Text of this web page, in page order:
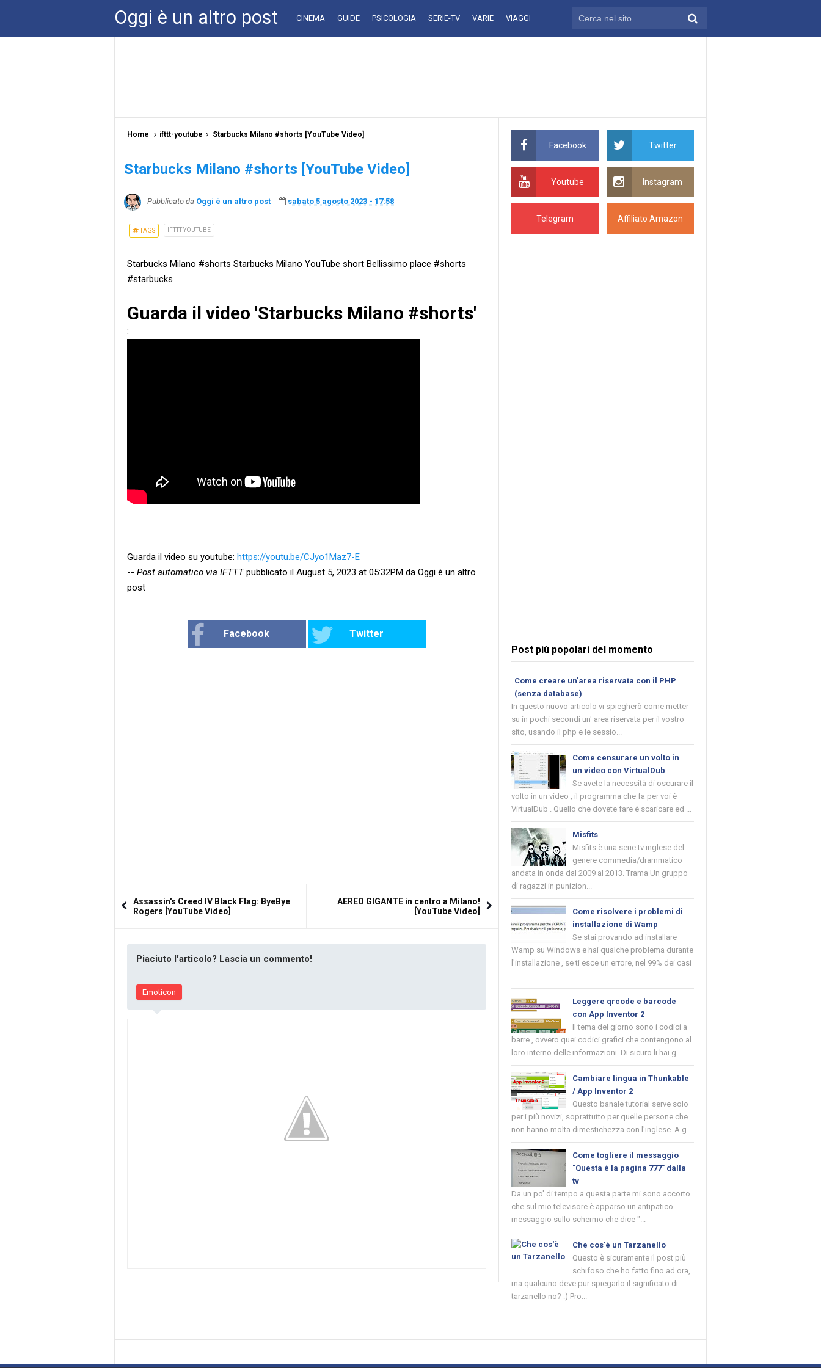
Oggi è un altro post CINEMA GUIDE PSICOLOGIA SERIE-TV VARIE VIAGGI
Home ifttt-youtube Starbucks Milano #shorts [YouTube Video]
Starbucks Milano #shorts [YouTube Video]
Pubblicato da Oggi è un altro post sabato 5 agosto 2023 - 17:58
TAGS IFTTT-YOUTUBE
Starbucks Milano #shorts Starbucks Milano YouTube short Bellissimo place #shorts
#starbucks
Guarda il video 'Starbucks Milano #shorts'
:
Guarda il video su youtube: https://youtu.be/CJyo1Maz7-E
-- Post automatico via IFTTTpubblicato il August 5, 2023 at 05:32PM da Oggi è un altro
post
Facebook Twitter
Assassin's Creed IV Black Flag: ByeBye
Rogers [YouTube Video]
AEREO GIGANTE in centro a Milano!
[YouTube Video]
Piaciuto l'articolo? Lascia un commento!
Emoticon
Facebook Twitter
Youtube Instagram
Telegram Affiliato Amazon
Post più popolari del momento
Come creare un'area riservata con il PHP
(senza database)
In questo nuovo articolo vi spiegherò come metter
su in pochi secondi un' area riservata per il vostro
sito, usando il php e le sessio...
Come censurare un volto in
un video con VirtualDub
Se avete la necessità di oscurare il
volto in un video , il programma che fa per voi è
VirtualDub . Quello che dovete fare è scaricare ed ...
Misfits
Misfits è una serie tv inglese del
genere commedia/drammatico
andata in onda dal 2009 al 2013. Trama Un gruppo
di ragazzi in punizion...
Come risolvere i problemi di
installazione di Wamp
Se stai provando ad installare
Wamp su Windows e hai qualche problema durante
l'installazione , se ti esce un errore, nel 99% dei casi
...
Leggere qrcode e barcode
con App Inventor 2
Il tema del giorno sono i codici a
barre , ovvero quei codici grafici che contengono al
loro interno delle informazioni. Di sicuro li hai g...
Cambiare lingua in Thunkable
/ App Inventor 2
Questo banale tutorial serve solo
per i più novizi, soprattutto per quelle persone che
non hanno molta dimestichezza con l'inglese. A g...
Come togliere il messaggio
"Questa è la pagina 777" dalla
tv
Da un po' di tempo a questa parte mi sono accorto
che sul mio televisore è apparso un antipatico
messaggio sullo schermo che dice "...
Che cos'è un Tarzanello
Questo è sicuramente il post più
schifoso che ho fatto fino ad ora,
ma qualcuno deve pur spiegarlo il significato di
tarzanello no? :) Pro...